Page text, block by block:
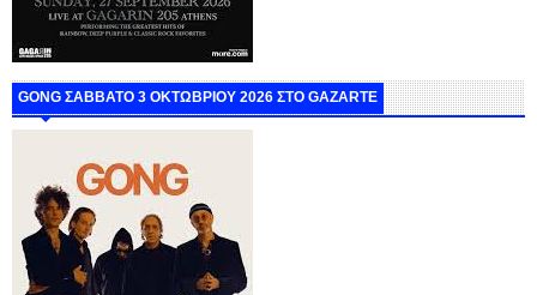
GONG ΣΑΒΒΑΤΟ 3 ΟΚΤΩΒΡΙΟΥ 2026 ΣΤΟ GAZARTE